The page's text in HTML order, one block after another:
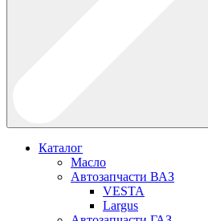
Каталог
Масло
Автозапчасти ВАЗ
VESTA
Largus